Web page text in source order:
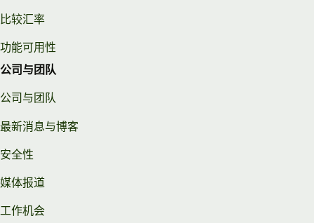
比较汇率
功能可用性
公司与团队
公司与团队
最新消息与博客
安全性
媒体报道
工作机会